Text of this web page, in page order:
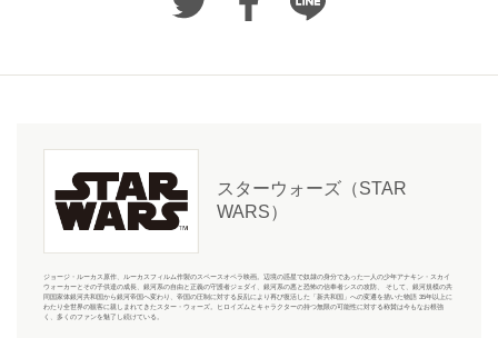
スターウォーズ（STAR
WARS）
ジョージ・ルーカス原作、ルーカスフィルム作製のスペースオペラ映画。辺境の惑星で奴隷の身分であった一人の少年アナキン・スカイ
ウォーカーとその子供達の成長、銀河系の自由と正義の守護者ジェダイ、銀河系の悪と恐怖の信奉者シスの攻防、 そして、銀河規模の共
同国家体銀河共和国から銀河帝国へ変わり、帝国の圧制に対する反乱により再び復活した「新共和国」への変遷を描いた物語 35年以上に
わたり全世界の観客に親しまれてきたスター・ウォーズ。ヒロイズムとキャラクターの持つ無限の可能性に対する称賛は今もなお根強
く、多くのファンを魅了し続けている。